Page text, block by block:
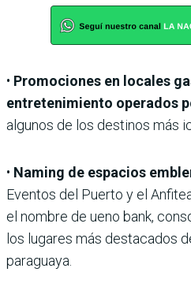
• Promociones en locales
entretenimiento operados
algunos de los destinos más
• Naming de espacios
Eventos del Puerto y el
el nombre de ueno bank,
los lugares más destacados
paraguaya.